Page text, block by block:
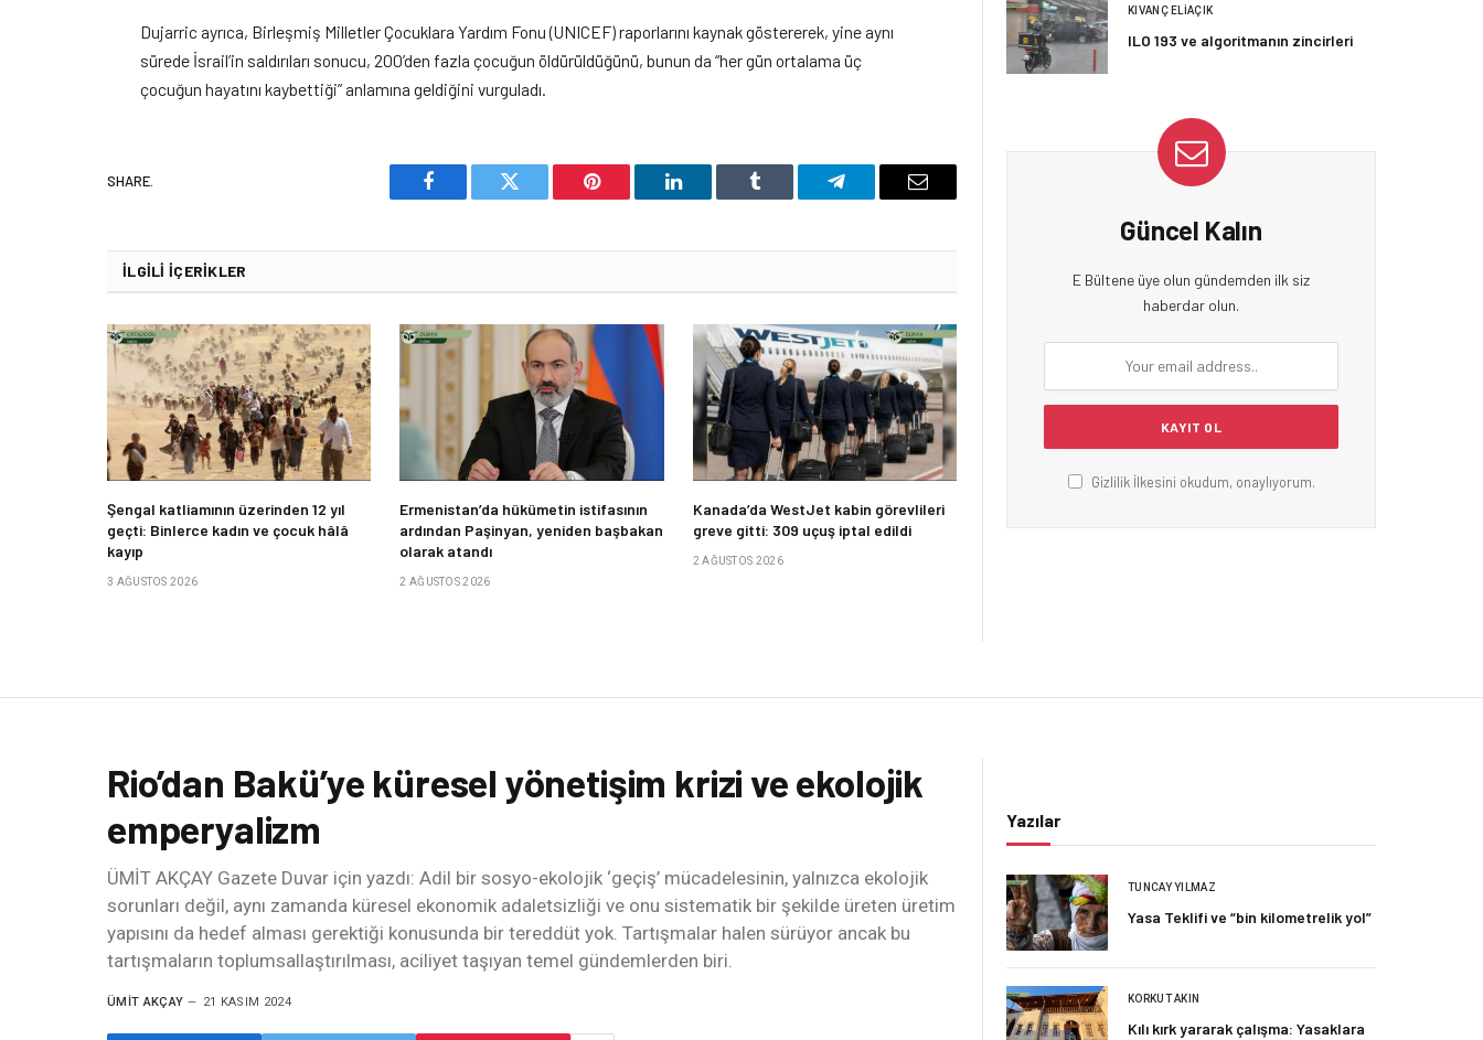
Dujarric ayrıca, Birleşmiş Milletler Çocuklara Yardım Fonu (UNICEF) raporlarını kaynak göstererek, yine aynı
sürede İsrail’in saldırıları sonucu, 200’den fazla çocuğun öldürüldüğünü, bunun da “her gün ortalama üç
çocuğun hayatını kaybettiği” anlamına geldiğini vurguladı.
SHARE.
Facebook Twitter Pinterest LinkedIn Tumblr Telegram Email
İLGILI İÇERIKLER
Şengal katliamının üzerinden 12 yıl
geçti: Binlerce kadın ve çocuk hâlâ
kayıp
3 AĞUSTOS 2026
Ermenistan’da hükümetin istifasının
ardından Paşinyan, yeniden başbakan
olarak atandı
2 AĞUSTOS 2026
Kanada’da WestJet kabin görevlileri
greve gitti: 309 uçuş iptal edildi
2 AĞUSTOS 2026
KIVANÇ ELIAÇIK
ILO 193 ve algoritmanın zincirleri
Güncel Kalın
E Bültene üye olun gündemden ilk siz
haberdar olun.
Gizlilik İlkesini okudum, onaylıyorum.
Rio’dan Bakü’ye küresel yönetişim krizi ve ekolojik
emperyalizm
ÜMİT AKÇAY Gazete Duvar için yazdı: Adil bir sosyo-ekolojik ‘geçiş’ mücadelesinin, yalnızca ekolojik
sorunları değil, aynı zamanda küresel ekonomik adaletsizliği ve onu sistematik bir şekilde üreten üretim
yapısını da hedef alması gerektiği konusunda bir tereddüt yok. Tartışmalar halen sürüyor ancak bu
tartışmaların toplumsallaştırılması, aciliyet taşıyan temel gündemlerden biri.
ÜMIT AKÇAY 21 KASIM 2024
Yazılar
TUNCAY YILMAZ
Yasa Teklifi ve “bin kilometrelik yol”
KORKUT AKIN
Kılı kırk yararak çalışma: Yasaklara